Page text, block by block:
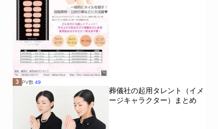
3 PV数 49
葬儀社の起用タレント（イメ
ージキャラクター）まとめ